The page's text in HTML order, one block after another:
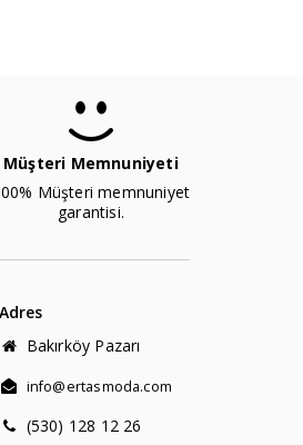
Müşteri Memnuniyeti
Müşteri memnuniyet
garantisi.
Adres
Bakırköy Pazarı
info@ertasmoda.com
(530) 128 12 26